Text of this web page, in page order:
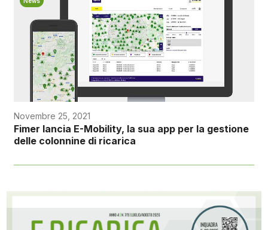
Novembre 25, 2021
Fimer lancia E-Mobility, la sua app per la gestione
delle colonnine di ricarica